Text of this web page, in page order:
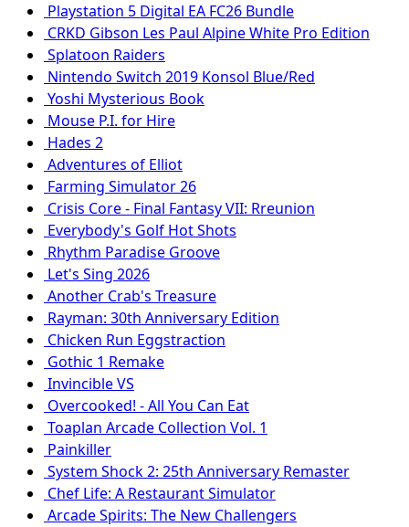
Playstation 5 Digital EA FC26 Bundle
CRKD Gibson Les Paul Alpine White Pro Edition
Splatoon Raiders
Nintendo Switch 2019 Konsol Blue/Red
Yoshi Mysterious Book
Mouse P.I. for Hire
Hades 2
Adventures of Elliot
Farming Simulator 26
Crisis Core - Final Fantasy VII: Rreunion
Everybody's Golf Hot Shots
Rhythm Paradise Groove
Let's Sing 2026
Another Crab's Treasure
Rayman: 30th Anniversary Edition
Chicken Run Eggstraction
Gothic 1 Remake
Invincible VS
Overcooked! - All You Can Eat
Toaplan Arcade Collection Vol. 1
Painkiller
System Shock 2: 25th Anniversary Remaster
Chef Life: A Restaurant Simulator
Arcade Spirits: The New Challengers